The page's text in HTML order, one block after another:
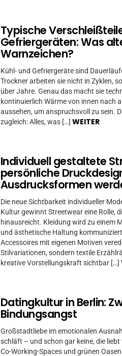
Typische
Gefriergeräten: Was
Warnzeichen?
Kühl- und Gefriergeräte sind
Trockner arbeiten sie nicht in Zyklen,
über Jahre. Genau das macht sie
kontinuierlich Wärme von innen nach
aussehen, um anspruchsvoll zu sein.
zugleich: Alles, was […] WEITER
Individuell gestaltete
persönliche
Ausdrucksformen
Die neue Sichtbarkeit individueller
Kultur gewinnt Streetwear eine Rolle,
hinausreicht. Kleidung wird zu einem
und ästhetische Haltung
Accessoires mit eigenen Motiven
Stilvariationen, sondern textile
kreative Vorstellungskraft sichtbar […]
Datingkultur in Berlin:
Bindungsangst
Großstadtliebe im emotionalen
schläft – und schon gar keine, die
Co-Working-Spaces und grünen